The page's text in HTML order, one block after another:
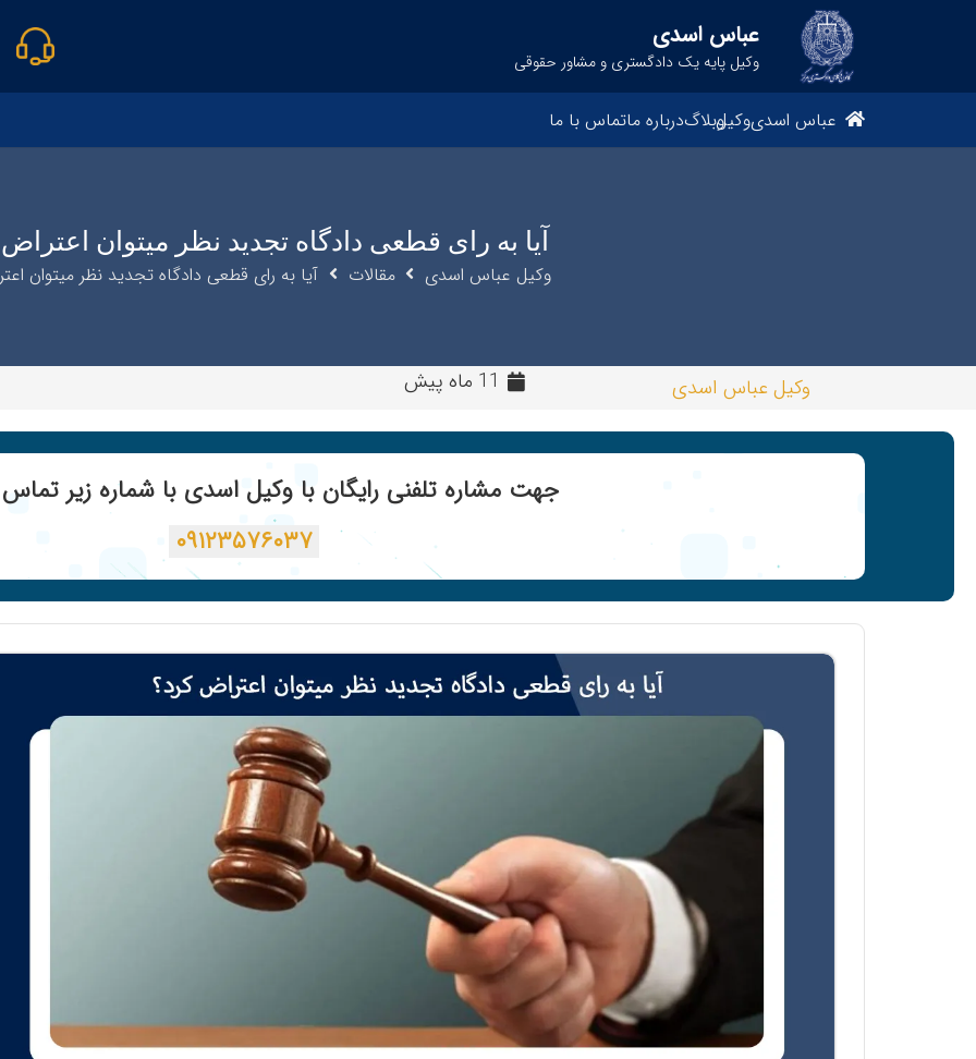
عباس اسدی
وکیل پایه یک دادگستری و مشاور حقوقی
عباس اسدیوکیلوبلاگدرباره ماتماس با ما
آیا به رای قطعی دادگاه تجدید نظر میتوان
وکیل عباس اسدی مقالات آیا به رای قطعی دادگاه تجدید نظر میتوان
وکیل عباس اسدی 11 ماه پیش
جهت مشاره تلفنی رایگان با وکیل اسدی با شماره زیر تماس
۰۹۱۲۳۵۷۶۰۳۷